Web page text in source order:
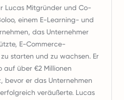
Lucas Mitgründer und Co-
einem E-Learning- und
das Unternehmer
E-Commerce-
starten und zu wachsen. Er
auf über €2 Millionen
bevor er das Unternehmen
veräußerte. Lucas